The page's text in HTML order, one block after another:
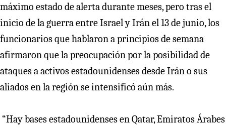
máximo estado de alerta durante meses, pero tras el
inicio de la guerra entre Israel y Irán el 13 de junio, los
funcionarios que hablaron a principios de semana
afirmaron que la preocupación por la posibilidad de
ataques a activos estadounidenses desde Irán o sus
aliados en la región se intensificó aún más.
“Hay bases estadounidenses en Qatar, Emiratos Árabes